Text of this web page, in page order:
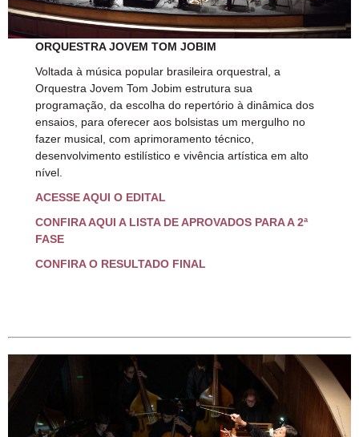
ORQUESTRA JOVEM TOM JOBIM
Voltada à música popular brasileira orquestral, a
Orquestra Jovem Tom Jobim estrutura sua
programação, da escolha do repertório à dinâmica dos
ensaios, para oferecer aos bolsistas um mergulho no
fazer musical, com aprimoramento técnico,
desenvolvimento estilístico e vivência artística em alto
nível.
ACESSE AQUI O EDITAL
CONFIRA AQUI A LISTA DE APROVADOS PARA A 2ª
FASE
CONFIRA O RESULTADO FINAL